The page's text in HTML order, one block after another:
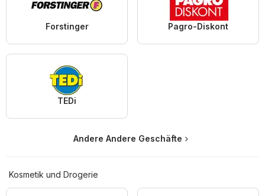
Forstinger Pagro-Diskont
TEDi
Andere Andere Geschäfte
Kosmetik und Drogerie